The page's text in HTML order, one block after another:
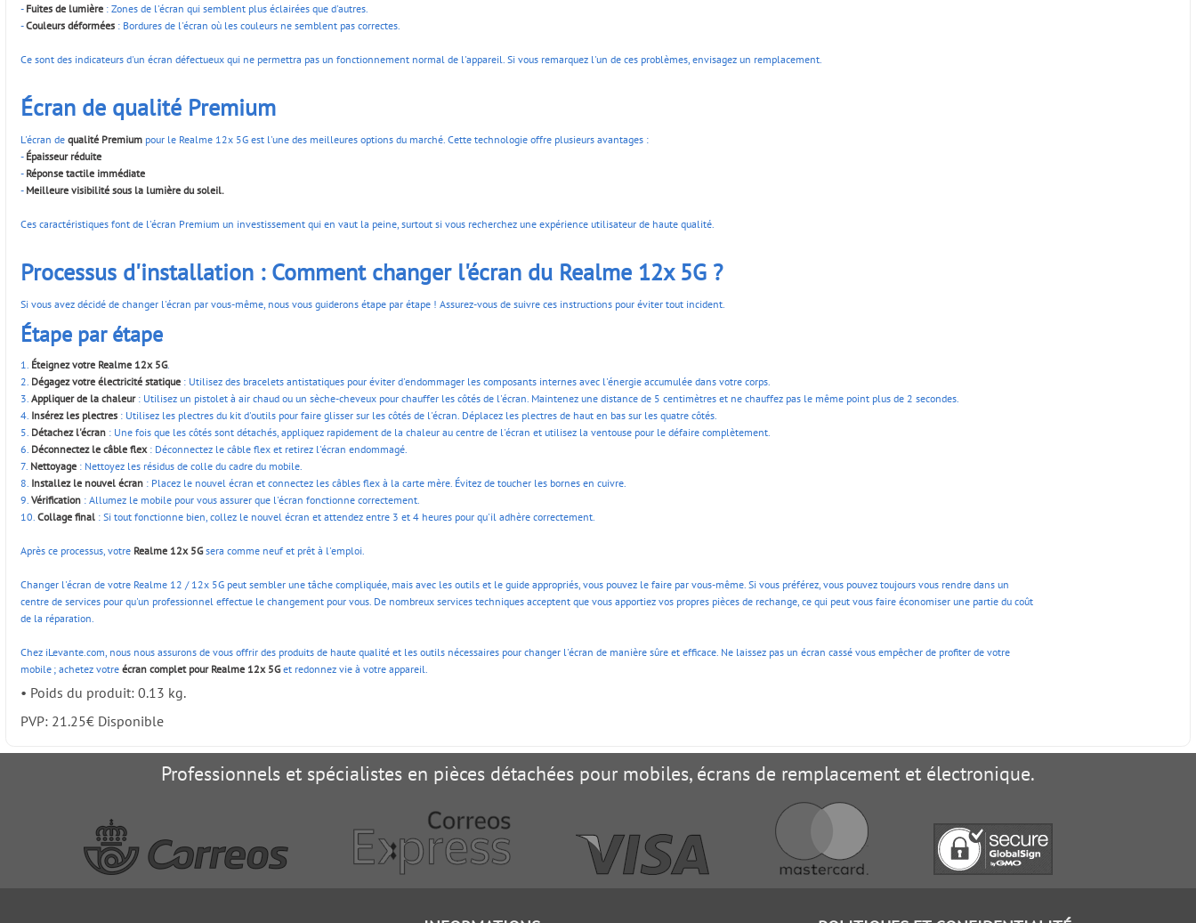
- Fuites de lumière : Zones de l'écran qui semblent plus éclairées que d'autres.
-Couleurs déformées : Bordures de l'écran où les couleurs ne semblent pas correctes.
Ce sont des indicateurs d'un écran défectueux qui ne permettra pas un fonctionnement normal de l'appareil. Si vous remarquez l'un de ces problèmes, envisagez un remplacement.
Écran de qualité Premium
L'écran dequalité Premium pour le Realme 12x 5G est l'une des meilleures options du marché. Cette technologie offre plusieurs avantages :
- Épaisseur réduite
- Réponse tactile immédiate
- Meilleure visibilité sous la lumière du soleil.
Ces caractéristiques font de l'écran Premium un investissement qui en vaut la peine, surtout si vous recherchez une expérience utilisateur de haute qualité.
Processus d'installation : Comment changer l'écran du Realme 12x 5G ?
Si vous avez décidé de changer l'écran par vous-même, nous vous guiderons étape par étape ! Assurez-vous de suivre ces instructions pour éviter tout incident.
Étape par étape
1. Éteignez votre Realme 12x 5G.
2. Dégagez votre électricité statique : Utilisez des bracelets antistatiques pour éviter d'endommager les composants internes avec l'énergie accumulée dans votre corps.
3.Appliquer de la chaleur: Utilisez un pistolet à air chaud ou un sèche-cheveux pour chauffer les côtés de l'écran. Maintenez une distance de 5 centimètres et ne chauffez pas le même point plus de 2 secondes.
4. Insérez les plectres : Utilisez les plectres du kit d'outils pour faire glisser sur les côtés de l'écran. Déplacez les plectres de haut en bas sur les quatre côtés.
5. Détachez l'écran : Une fois que les côtés sont détachés, appliquez rapidement de la chaleur au centre de l'écran et utilisez la ventouse pour le défaire complètement.
6. Déconnectez le câble flex: Déconnectez le câble flex et retirez l'écran endommagé.
7. Nettoyage : Nettoyez les résidus de colle du cadre du mobile.
8. Installez le nouvel écran : Placez le nouvel écran et connectez les câbles flex à la carte mère. Évitez de toucher les bornes en cuivre.
9.Vérification : Allumez le mobile pour vous assurer que l'écran fonctionne correctement.
10.Collage final : Si tout fonctionne bien, collez le nouvel écran et attendez entre 3 et 4 heures pour qu'il adhère correctement.
Après ce processus, votre Realme 12x 5Gsera comme neuf et prêt à l'emploi.
Changer l'écran de votre Realme 12 / 12x 5G peut sembler une tâche compliquée, mais avec les outils et le guide appropriés, vous pouvez le faire par vous-même. Si vous préférez, vous pouvez toujours vous rendre dans un
centre de services pour qu'un professionnel effectue le changement pour vous. De nombreux services techniques acceptent que vous apportiez vos propres pièces de rechange, ce qui peut vous faire économiser une partie du coût
de la réparation.
Chez iLevante.com, nous nous assurons de vous offrir des produits de haute qualité et les outils nécessaires pour changer l'écran de manière sûre et efficace. Ne laissez pas un écran cassé vous empêcher de profiter de votre
mobile ; achetez votreécran complet pour Realme 12x 5Get redonnez vie à votre appareil.
• Poids du produit: 0.13 kg.
PVP: 21.25€ Disponible
Professionnels et spécialistes en pièces détachées pour mobiles, écrans de remplacement et électronique.